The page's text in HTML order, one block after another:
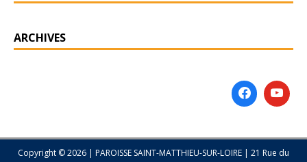
ARCHIVES
Copyright © 2026 | PAROISSE SAINT-MATTHIEU-SUR-LOIRE | 21 Rue du